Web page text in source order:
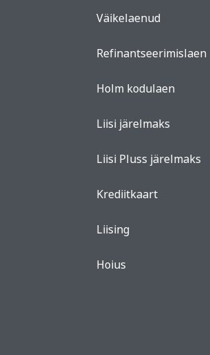
Väikelaenud
Refinantseerimislaen
Holm kodulaen
Liisi järelmaks
Liisi Pluss järelmaks
Krediitkaart
Liising
Hoius